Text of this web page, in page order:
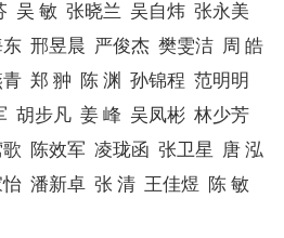
吴 敏 张晓兰 吴自炜 张永美
邢昱晨 严俊杰 樊雯洁 周 皓
郑 翀 陈 渊 孙锦程 范明明
胡步凡 姜 峰 吴凤彬 林少芳
陈效军 凌珑函 张卫星 唐 泓
怡 潘新卓 张 清 王佳煜 陈 敏